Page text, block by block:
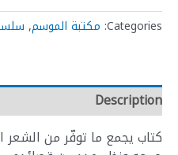
Categories: مكتبة الموسم,
Description
كتاب يجمع ما توفّر من الشعر